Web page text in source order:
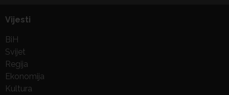
Vijesti
BiH
Svijet
Regija
Ekonomija
Kultura